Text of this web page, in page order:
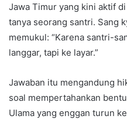
Jawa Timur yang kini aktif di
tanya seorang santri. Sang
memukul: “Karena santri-
langgar, tapi ke layar.”
Jawaban itu mengandung
soal mempertahankan
Ulama yang enggan turun